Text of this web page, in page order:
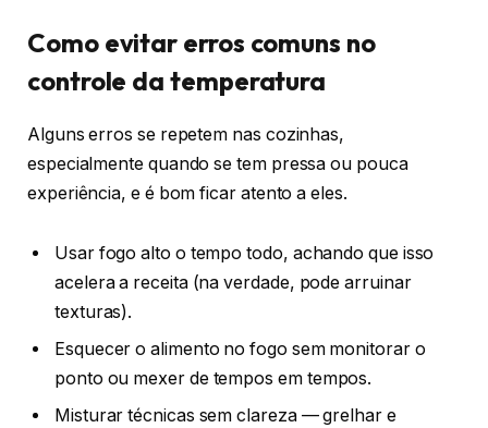
Como evitar erros comuns no
controle da temperatura
Alguns erros se repetem nas cozinhas,
especialmente quando se tem pressa ou pouca
experiência, e é bom ficar atento a eles.
Usar fogo alto o tempo todo, achando que isso
acelera a receita (na verdade, pode arruinar
texturas).
Esquecer o alimento no fogo sem monitorar o
ponto ou mexer de tempos em tempos.
Misturar técnicas sem clareza — grelhar e